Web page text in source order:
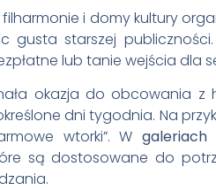
i domy kultury
gusta starszej
lub tanie wejścia dla
okazja do obcowania z
dni tygodnia. Na
wtorki”. W galeriach
są dostosowane do